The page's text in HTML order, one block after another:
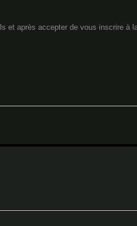
et après accepter de vous inscrire à